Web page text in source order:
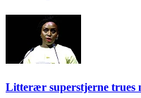
Litterær superstjerne trues